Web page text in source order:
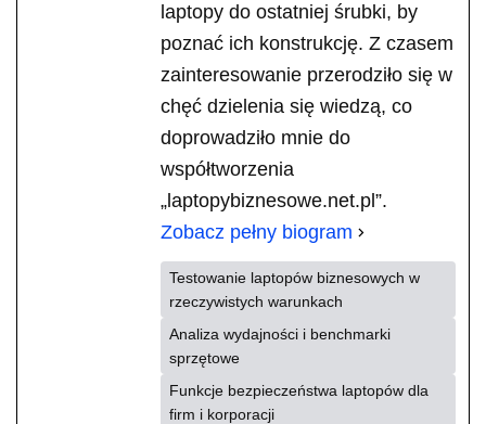
laptopy do ostatniej śrubki, by
poznać ich konstrukcję. Z czasem
zainteresowanie przerodziło się w
chęć dzielenia się wiedzą, co
doprowadziło mnie do
współtworzenia
„laptopybiznesowe.net.pl”.
Zobacz pełny biogram
Testowanie laptopów biznesowych w
rzeczywistych warunkach
Analiza wydajności i benchmarki
sprzętowe
Funkcje bezpieczeństwa laptopów dla
firm i korporacji